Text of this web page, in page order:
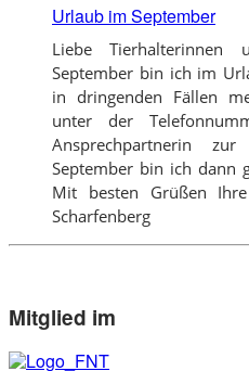
Urlaub im September
Liebe Tierhalterinnen
September bin ich im
in dringenden Fällen
unter der
Ansprechpartnerin
September bin ich dann
Mit besten Grüßen
Scharfenberg
Mitglied im